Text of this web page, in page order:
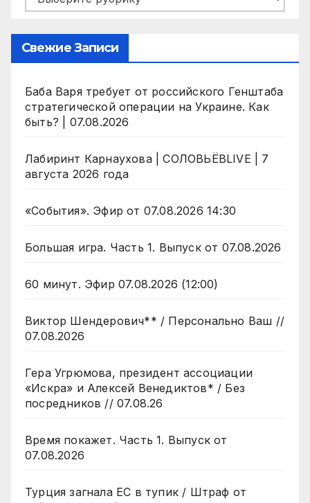
Свежие Записи
Баба Варя требует от российского Генштаба
стратегической операции на Украине. Как
быть? | 07.08.2026
Лабиринт Карнаухова | СОЛОВЬЁВLIVE | 7
августа 2026 года
«События». Эфир от 07.08.2026 14:30
Большая игра. Часть 1. Выпуск от 07.08.2026
60 минут. Эфир 07.08.2026 (12:00)
Виктор Шендерович** / Персонально Ваш //
07.08.2026
Гера Угрюмова, президент ассоциации
«Искра» и Алексей Венедиктов* / Без
посредников // 07.08.26
Время покажет. Часть 1. Выпуск от
07.08.2026
Турция загнала ЕС в тупик / Штраф от